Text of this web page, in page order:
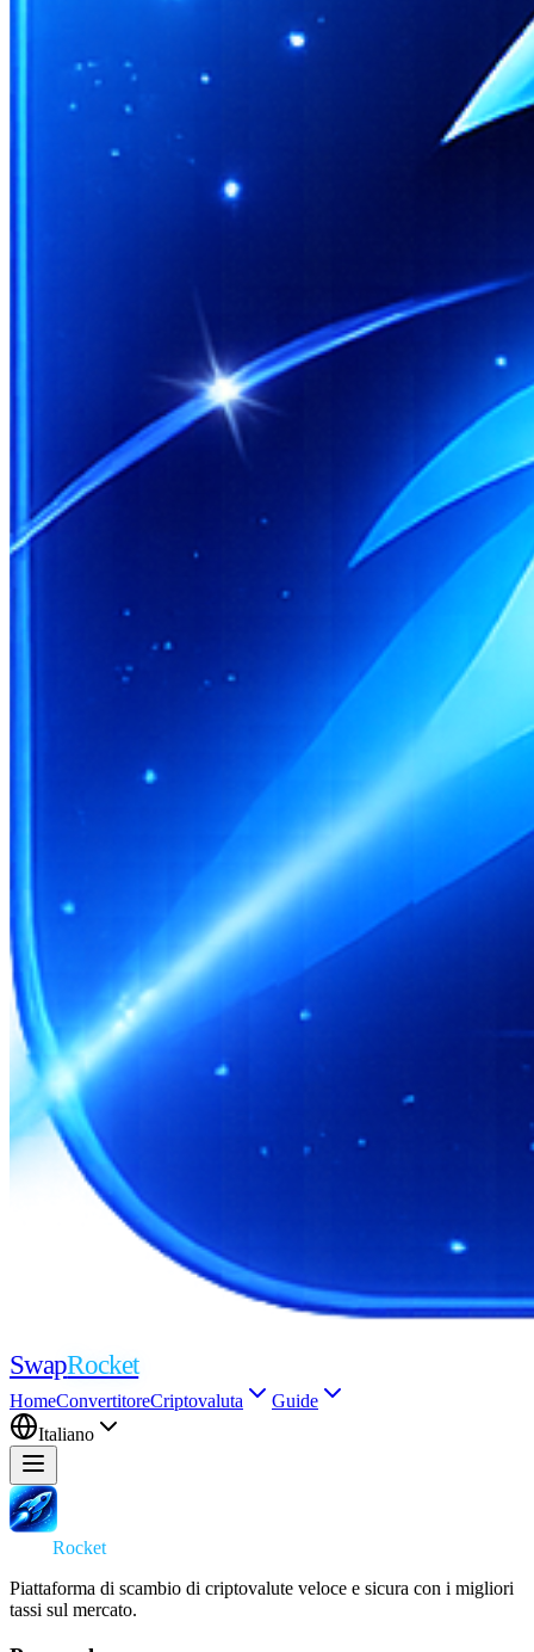
SwapRocket
HomeConvertitoreCriptovaluta
Guide
Italiano
Rocket
Piattaforma di scambio di criptovalute veloce e sicura con i migliori
tassi sul mercato.